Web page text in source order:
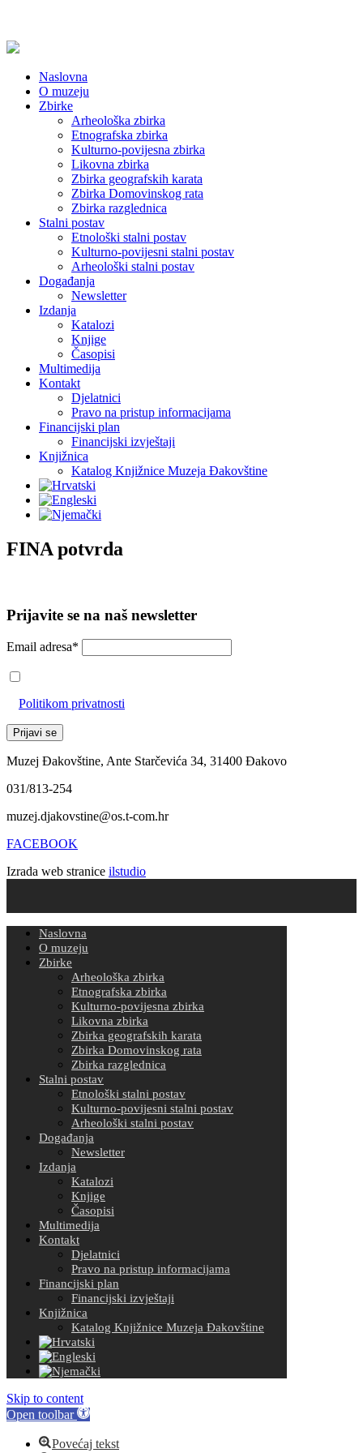
Naslovna
O muzeju
Zbirke
Arheološka zbirka
Etnografska zbirka
Kulturno-povijesna zbirka
Likovna zbirka
Zbirka geografskih karata
Zbirka Domovinskog rata
Zbirka razglednica
Stalni postav
Etnološki stalni postav
Kulturno-povijesni stalni postav
Arheološki stalni postav
Događanja
Newsletter
Izdanja
Katalozi
Knjige
Časopisi
Multimedija
Kontakt
Djelatnici
Pravo na pristup informacijama
Financijski plan
Financijski izvještaji
Knjižnica
Katalog Knjižnice Muzeja Đakovštine
FINA potvrda
Prijavite se na naš newsletter
Email adresa*
Politikom privatnosti
Muzej Đakovštine, Ante Starčevića 34, 31400 Đakovo
031/813-254
muzej.djakovstine@os.t-com.hr
FACEBOOK
Izrada web stranice ilstudio
Naslovna
O muzeju
Zbirke
Arheološka zbirka
Etnografska zbirka
Kulturno-povijesna zbirka
Likovna zbirka
Zbirka geografskih karata
Zbirka Domovinskog rata
Zbirka razglednica
Stalni postav
Etnološki stalni postav
Kulturno-povijesni stalni postav
Arheološki stalni postav
Događanja
Newsletter
Izdanja
Katalozi
Knjige
Časopisi
Multimedija
Kontakt
Djelatnici
Pravo na pristup informacijama
Financijski plan
Financijski izvještaji
Knjižnica
Katalog Knjižnice Muzeja Đakovštine
Skip to content
Open toolbar
Povećaj tekst